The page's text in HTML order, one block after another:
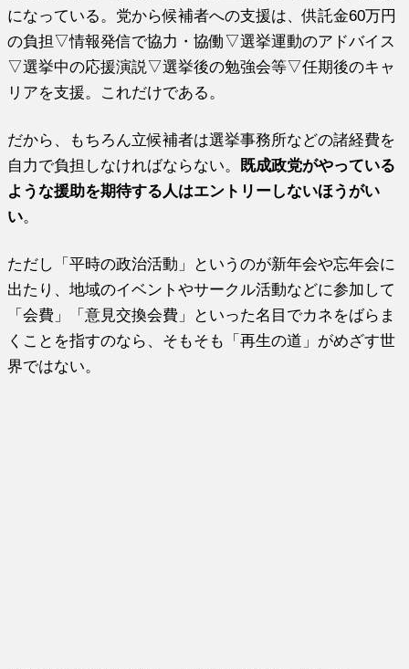
になっている。党から候補者への支援は、供託金60万円
の負担▽情報発信で協力・協働▽選挙運動のアドバイス
▽選挙中の応援演説▽選挙後の勉強会等▽任期後のキャ
リアを支援。これだけである。
だから、もちろん立候補者は選挙事務所などの諸経費を
自力で負担しなければならない。
既成政党がやっている
ような援助を期待する人はエントリーしないほうがい
い。
ただし「平時の政治活動」というのが新年会や忘年会に
出たり、地域のイベントやサークル活動などに参加して
「会費」「意見交換会費」といった名目でカネをばらま
くことを指すのなら、そもそも「再生の道」がめざす世
界ではない。